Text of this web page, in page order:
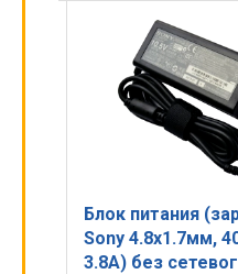
Блок питания
Sony 6.5x4.4мм,
(19.5V, 6.15A) без